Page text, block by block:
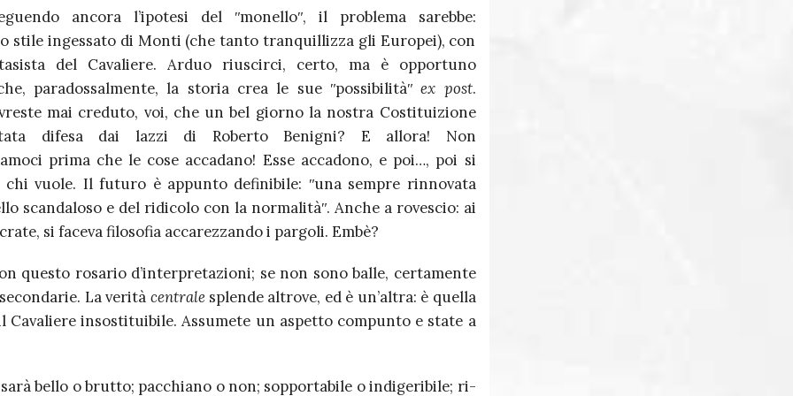
ancora l’ipotesi del ʺmonelloʺ, il problema sarebbe:
stile ingessato di Monti (che tanto tranquillizza gli Europei), con
del Cavaliere. Arduo riuscirci, certo, ma è opportuno
paradossalmente, la storia crea le sue ʺpossibilitàʺex post.
mai creduto, voi, che un bel giorno la nostra Costituizione
difesa dai lazzi di Roberto Benigni? E allora! Non
prima che le cose accadano! Esse accadono, e poi…, poi si
chi vuole. Il futuro è appunto definibile: ʺuna sempre rinnovata
scandaloso e del ridicolo con la normalitàʺ. Anche a rovescio: ai
si faceva filosofia accarezzando i pargoli. Embè?
questo rosario d’interpretazioni; se non sono balle, certamente
La verità centralesplende altrove, ed è un’altra: è quella
Cavaliere insostituibile. Assumete un aspetto compunto e state a
bello o brutto; pacchiano o non; sopportabile o indigeribile; ri-